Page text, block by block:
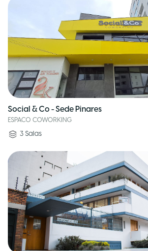
Social & Co - Sede Pinares
ESPACO COWORKING
3 Salas